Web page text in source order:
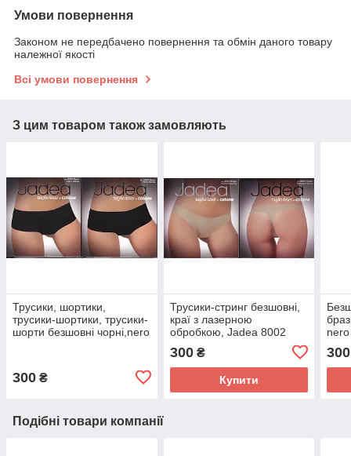
Умови повернення
Законом не передбачено повернення та обмін даного товару
належної якості
Всі умови повернення
З цим товаром також замовляють
Трусики, шортики,
трусики-шортики, трусики-
шорти безшовні чорні,nero
300 ₴
Трусики-стринг безшовні,
краї з лазерною
обробкою, Jadea 8002
300₴
Купити
nero
300
Подібні товари компанії